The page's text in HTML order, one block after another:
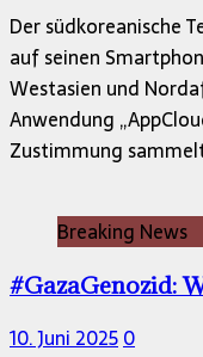
Der südkoreanische
auf seinen
Westasien und
Anwendung
Zustimmung
Breaking News
#GazaGenozid:
10. Juni 20250